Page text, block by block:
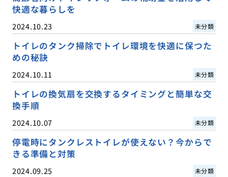
快適な暮らしを
2024.10.23 未分類
トイレのタンク掃除でトイレ環境を快適に保つた
めの秘訣
2024.10.11 未分類
トイレの換気扇を交換するタイミングと簡単な交
換手順
2024.10.07 未分類
停電時にタンクレストイレが使えない？今からで
きる準備と対策
2024.09.25 未分類